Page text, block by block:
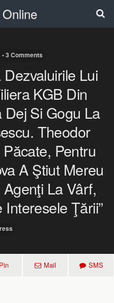
3 Comments
Lui
KGB Din
Si Gogu La
Theodor
Pentru
A Ştiut Mereu
La Vârf,
Ţării”
Pin Mail SMS